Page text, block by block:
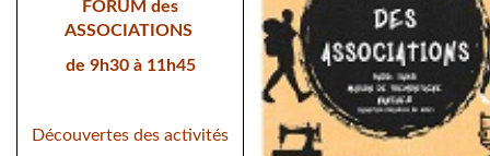
FORUM des
ASSOCIATIONS
de 9h30 à 11h45
Découvertes des activités